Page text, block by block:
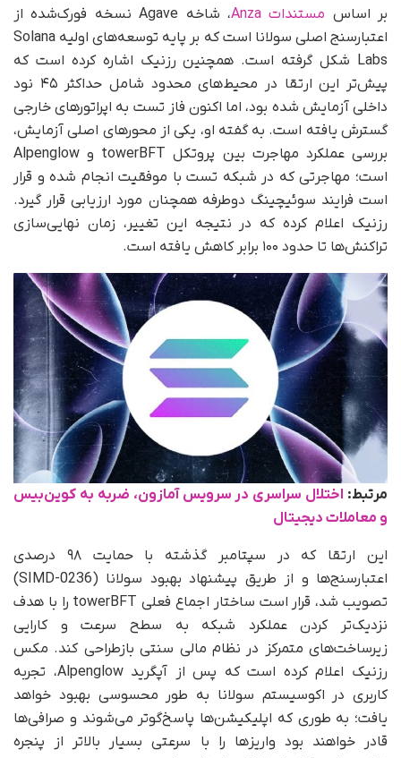
بر اساس مستندات Anza
، شاخه Agave نسخه فورک‌شده از
اعتبارسنج اصلی سولانا است که بر پایه توسعه‌های اولیه Solana
Labs شکل گرفته است. همچنین رزنیک اشاره کرده است که
پیش‌تر این ارتقا در محیط‌های محدود شامل حداکثر ۴۵ نود
داخلی آزمایش شده بود، اما اکنون فاز تست به اپراتورهای خارجی
گسترش یافته است. به گفته او، یکی از محورهای اصلی آزمایش،
بررسی عملکرد مهاجرت بین پروتکل towerBFT و Alpenglow
است؛ مهاجرتی که در شبکه تست با موفقیت انجام شده و قرار
است فرایند سوئیچینگ دوطرفه همچنان مورد ارزیابی قرار گیرد.
رزنیک اعلام کرده که در نتیجه این تغییر، زمان نهایی‌سازی
تراکنش‌ها تا حدود ۱۰۰ برابر کاهش یافته است.
مرتبط: اختلال سراسری در سرویس آمازون، ضربه به کوین‌بیس
و معاملات دیجیتال
این ارتقا که در سپتامبر گذشته با حمایت ۹۸ درصدی
اعتبارسنج‌ها و از طریق پیشنهاد بهبود سولانا (SIMD-0236)
تصویب شد، قرار است ساختار اجماع فعلی towerBFT را با هدف
نزدیک‌تر کردن عملکرد شبکه به سطح سرعت و کارایی
زیرساخت‌های متمرکز در نظام مالی سنتی بازطراحی کند. مکس
رزنیک اعلام کرده است که پس از آپگرید Alpenglow، تجربه
کاربری در اکوسیستم سولانا به‌ طور محسوسی بهبود خواهد
یافت؛ به‌ طوری که اپلیکیشن‌ها پاسخ‌گوتر می‌شوند و صرافی‌ها
قادر خواهند بود واریزها را با سرعتی بسیار بالاتر از پنجره